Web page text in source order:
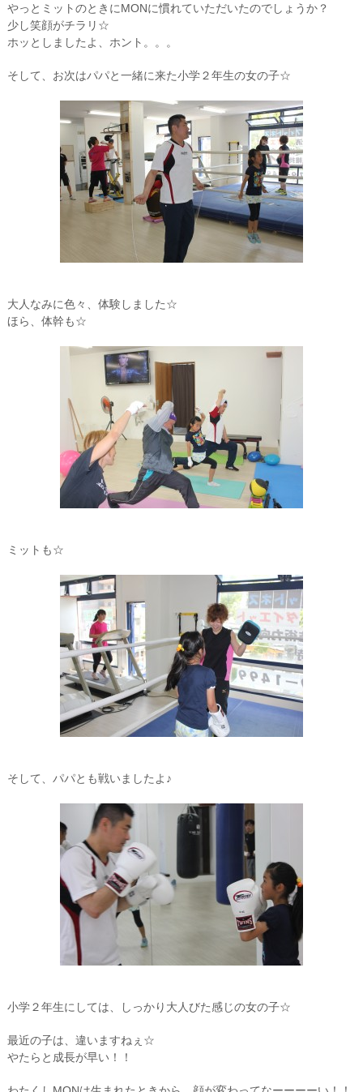
やっとミットのときにMONに慣れていただいたのでしょうか？
少し笑顔がチラリ☆
ホッとしましたよ、ホント。。。
そして、お次はパパと一緒に来た小学２年生の女の子☆
大人なみに色々、体験しました☆
ほら、体幹も☆
ミットも☆
そして、パパとも戦いましたよ♪
小学２年生にしては、しっかり大人びた感じの女の子☆
最近の子は、違いますねぇ☆
やたらと成長が早い！！